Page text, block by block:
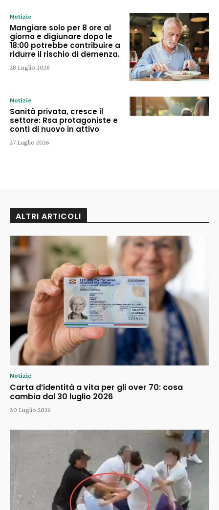
Notizie
Mangiare solo per 8 ore al
giorno e digiunare dopo le
18:00 potrebbe contribuire a
ridurre il rischio di demenza.
28 Luglio 2026
Notizie
Sanità privata, cresce il
settore: Rsa protagoniste e
conti di nuovo in attivo
27 Luglio 2026
ALTRI ARTICOLI
Notizie
Carta d’identità a vita per gli over 70: cosa
cambia dal 30 luglio 2026
30 Luglio 2026